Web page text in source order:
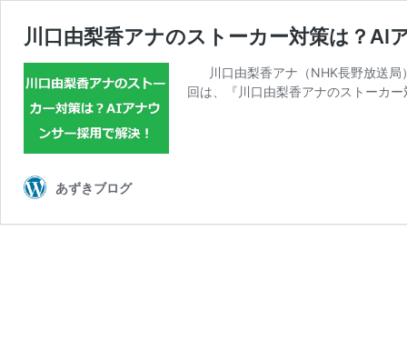
川口由梨香アナのストーカー対策は？AI
川口由梨香アナ（NHK長野放送局
回は、『川口由梨香アナのストーカ
あずきブログ